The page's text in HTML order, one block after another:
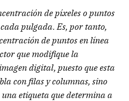
de píxeles o puntos
pulgada. Es, por tanto,
de puntos en línea
que modifique la
digital, puesto que esta
con filas y columnas, sino
una etiqueta que determina a